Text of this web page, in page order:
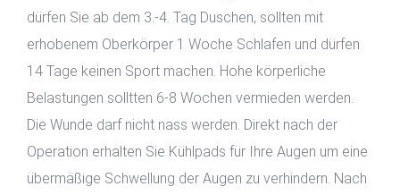
dürfen Sie ab dem 3.-4. Tag Duschen, sollten mit
erhobenem Oberkörper 1 Woche Schlafen und dürfen
14 Tage keinen Sport machen. Hohe körperliche
Belastungen solltten 6-8 Wochen vermieden werden.
Die Wunde darf nicht nass werden. Direkt nach der
Operation erhalten Sie Kühlpads für Ihre Augen um eine
übermäßige Schwellung der Augen zu verhindern. Nach